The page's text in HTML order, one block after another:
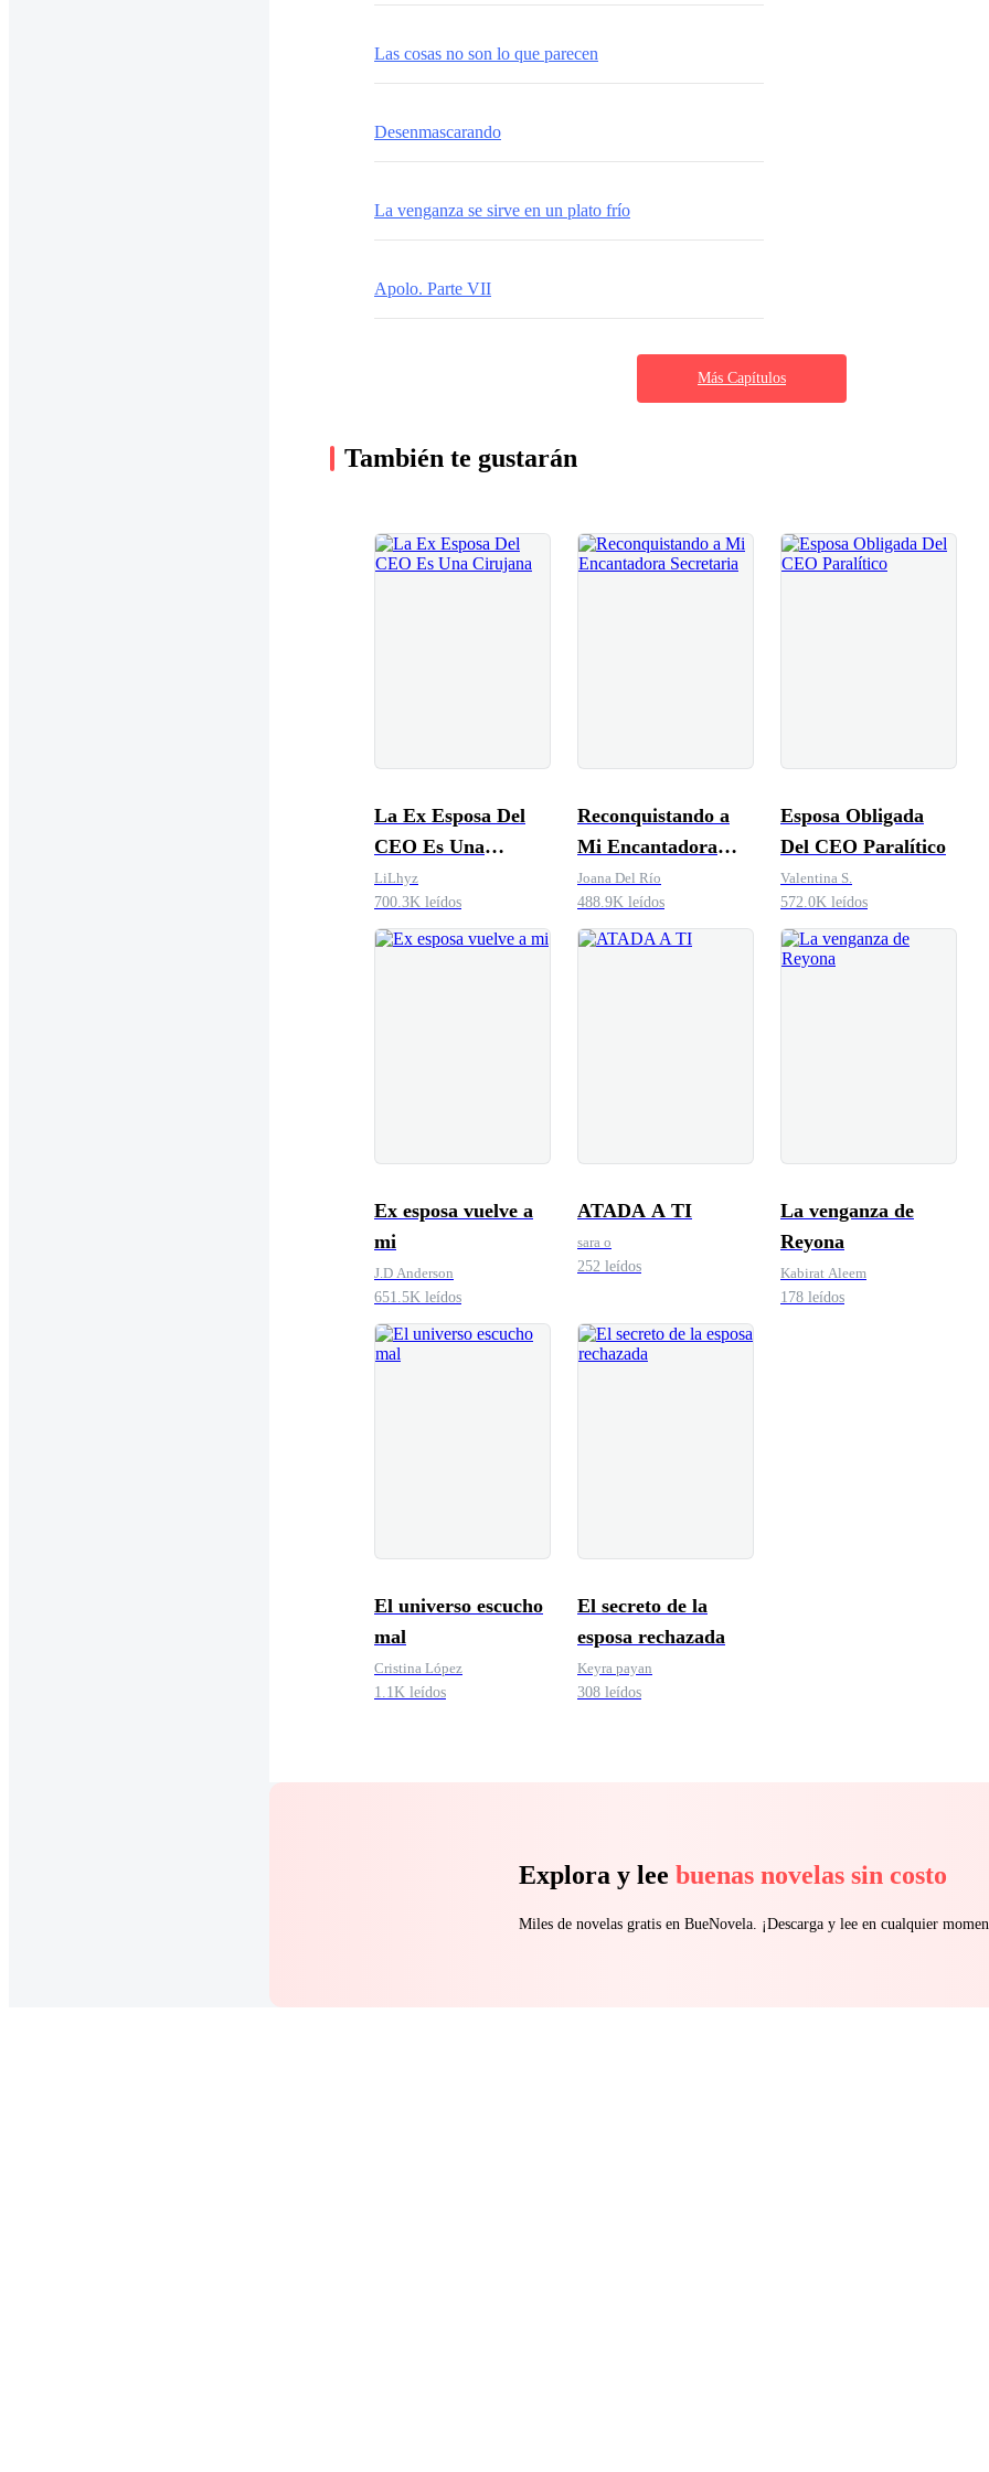
Las cosas no son lo que parecen
Desenmascarando
La venganza se sirve en un plato frío
Apolo. Parte VII
Más Capítulos
También te gustarán
La Ex Esposa Del
CEO Es Una
Cirujana
LiLhyz
700.3K leídos
Reconquistando a
Mi Encantadora
Secretaria
Joana Del Río
488.9K leídos
Esposa Obligada
Del CEO Paralítico
Valentina S.
572.0K leídos
Ex esposa vuelve a
mi
J.D Anderson
651.5K leídos
ATADA A TI
sara o
252 leídos
La venganza de
Reyona
Kabirat Aleem
178 leídos
El universo escucho
mal
Cristina López
1.1K leídos
El secreto de la
esposa rechazada
Keyra payan
308 leídos
Explora y lee buenas novelas sin costo
Miles de novelas gratis en BueNovela. ¡Descarga y lee en cualquier